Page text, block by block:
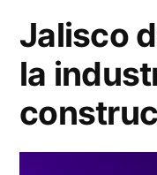
Jalisco
la